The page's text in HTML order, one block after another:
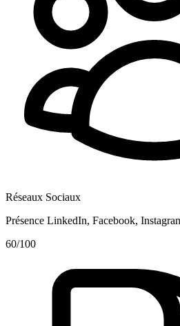
Réseaux Sociaux
Présence LinkedIn, Facebook,
60/100